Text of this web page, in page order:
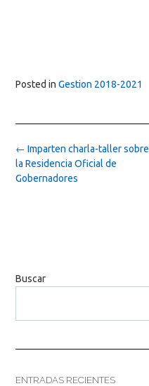
Posted in Gestion 2018-2021
Post
navigation
← Imparten charla-taller sobre
la Residencia Oficial de
Gobernadores
Buscar
ENTRADAS RECIENTES